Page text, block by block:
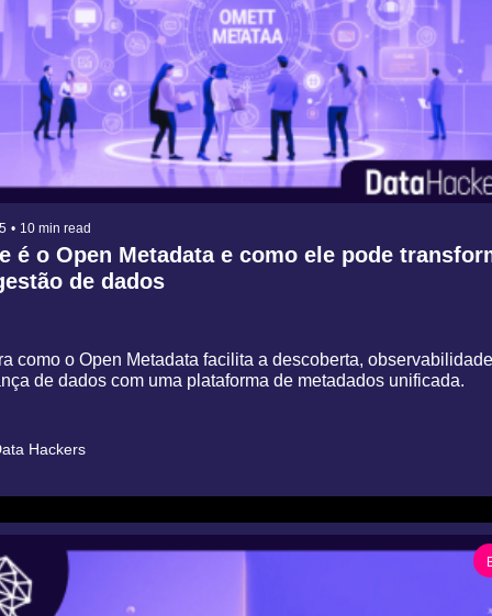
• 10 min read
é o Open Metadata e como ele pode
de dados
como o Open Metadata facilita a descoberta,
de dados com uma plataforma de metadados unificada.
Hackers